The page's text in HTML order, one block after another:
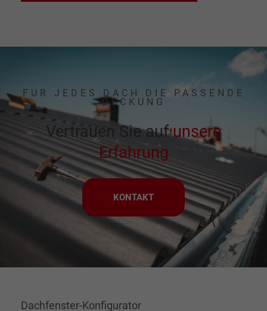
FÜR JEDES DACH DIE PASSENDE
DECKUNG
Vertrauen Sie aufunsere
Erfahrung
KONTAKT
Dachfenster-Konfigurator